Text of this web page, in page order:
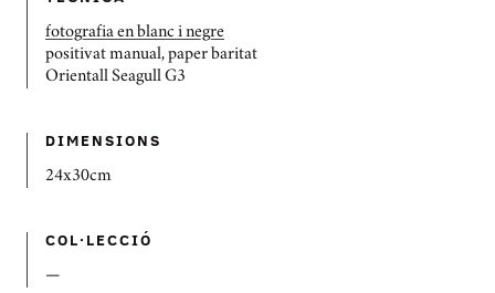
fotografia en blanc i negre
positivat manual, paper baritat
Orientall Seagull G3
DIMENSIONS
24x30cm
COL·LECCIÓ
—